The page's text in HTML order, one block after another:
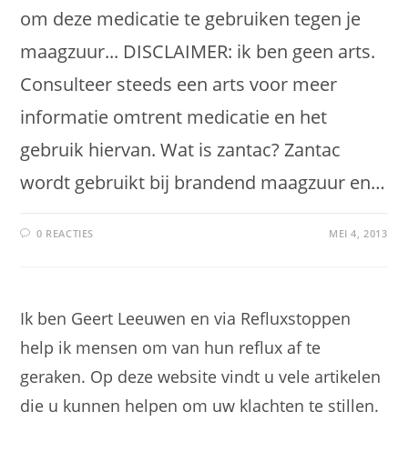
om deze medicatie te gebruiken tegen je
maagzuur... DISCLAIMER: ik ben geen arts.
Consulteer steeds een arts voor meer
informatie omtrent medicatie en het
gebruik hiervan. Wat is zantac? Zantac
wordt gebruikt bij brandend maagzuur en…
0 REACTIES MEI 4, 2013
Ik ben Geert Leeuwen en via Refluxstoppen
help ik mensen om van hun reflux af te
geraken. Op deze website vindt u vele artikelen
die u kunnen helpen om uw klachten te stillen.